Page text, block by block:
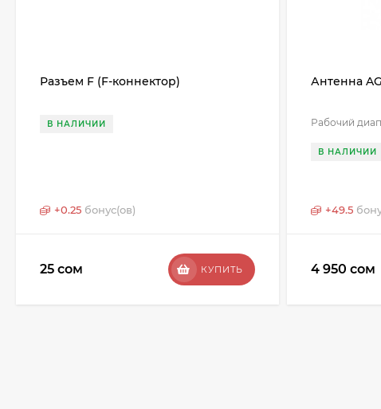
Разъем F (F-коннектор)
В НАЛИЧИИ
+0.25 бонус(ов)
25 сом КУПИТЬ
Антенна
Рабочий
В НАЛИЧИИ
+49.5
4 950 сом